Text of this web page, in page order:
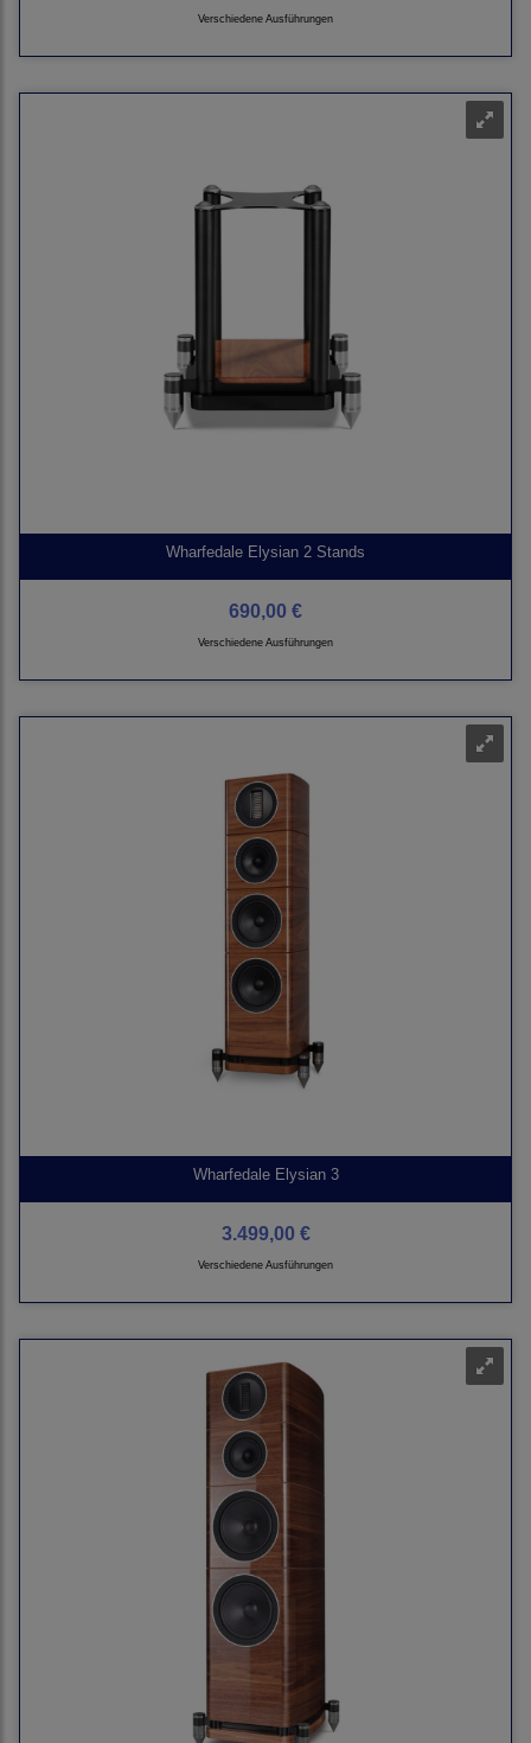
Verschiedene Ausführungen
Wharfedale Elysian 2 Stands
690,00 €
Verschiedene Ausführungen
Wharfedale Elysian 3
3.499,00 €
Verschiedene Ausführungen